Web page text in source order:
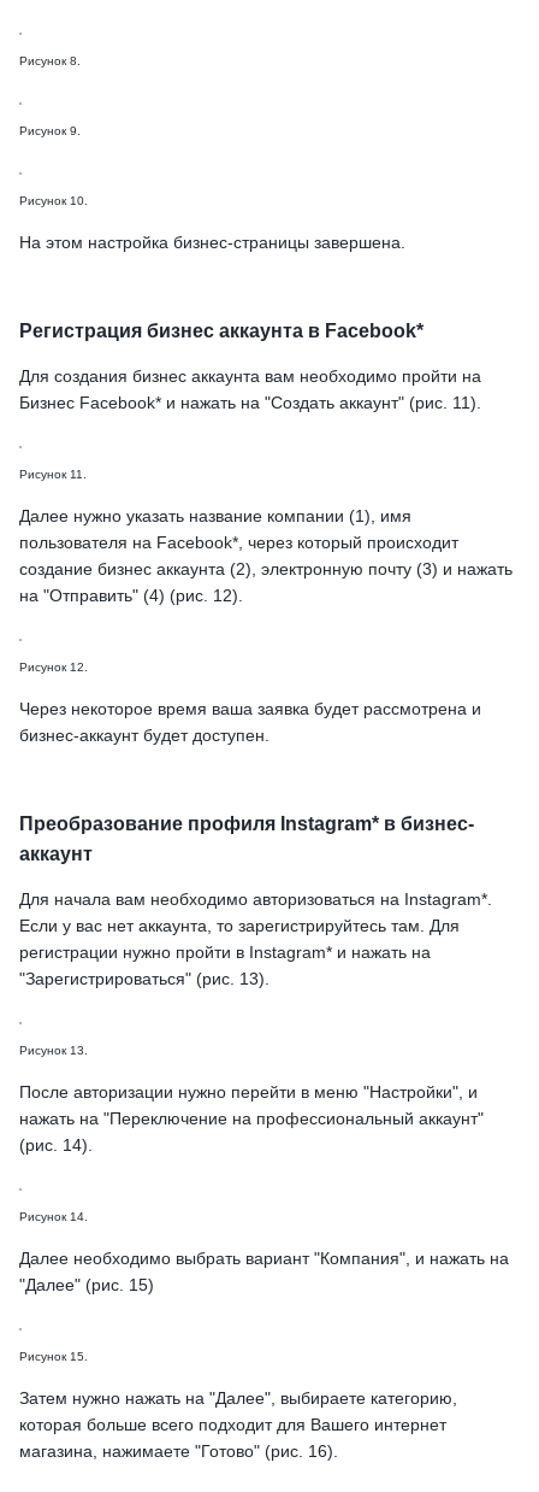
Рисунок 8.
Рисунок 9.
Рисунок 10.
На этом настройка бизнес-страницы завершена.
Регистрация бизнес аккаунта в Facebook*
Для создания бизнес аккаунта вам необходимо пройти на
Бизнес Facebook* и нажать на "Создать аккаунт" (рис. 11).
Рисунок 11.
Далее нужно указать название компании (1), имя
пользователя на Facebook*, через который происходит
создание бизнес аккаунта (2), электронную почту (3) и нажать
на "Отправить" (4) (рис. 12).
Рисунок 12.
Через некоторое время ваша заявка будет рассмотрена и
бизнес-аккаунт будет доступен.
Преобразование профиля Instagram* в бизнес-
аккаунт
Для начала вам необходимо авторизоваться на Instagram*.
Если у вас нет аккаунта, то зарегистрируйтесь там. Для
регистрации нужно пройти в Instagram* и нажать на
"Зарегистрироваться" (рис. 13).
Рисунок 13.
После авторизации нужно перейти в меню "Настройки", и
нажать на "Переключение на профессиональный аккаунт"
(рис. 14).
Рисунок 14.
Далее необходимо выбрать вариант "Компания", и нажать на
"Далее" (рис. 15)
Рисунок 15.
Затем нужно нажать на "Далее", выбираете категорию,
которая больше всего подходит для Вашего интернет
магазина, нажимаете "Готово" (рис. 16).